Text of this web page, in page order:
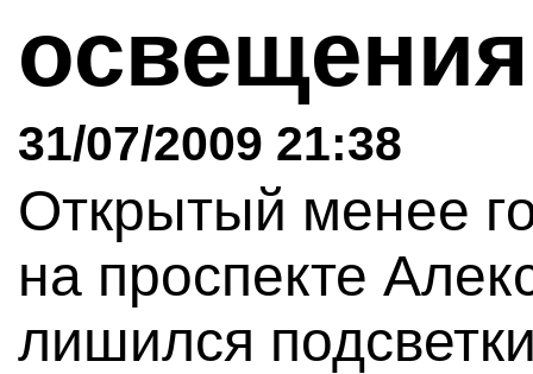
31/07/2009 21:38
Открытый менее
на проспекте
лишился